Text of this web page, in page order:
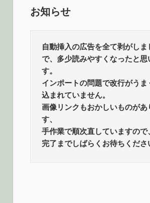
ロお知らせ
自動挿入の広告を全て剥がしま
で、多少読みやすくなったと思
す。
インポートの問題で改行がうま
込まれていません。
画像リンクもおかしいものがあ
す、
手作業で順次直していますので
完了までしばらくお待ちくだ